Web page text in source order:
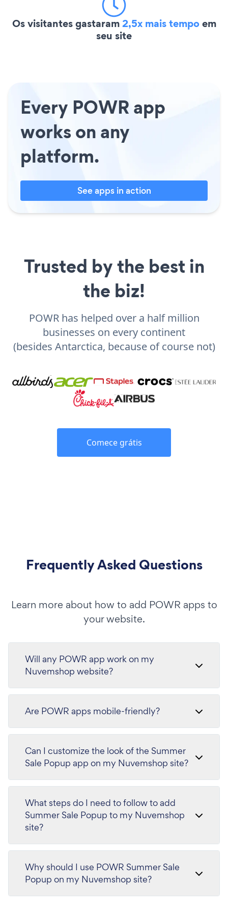
Os visitantes gastaram2,5x mais tempoem
seu site
Every POWR app
works on any
platform.
See apps in action
Trusted by the best in
the biz!
POWR has helped over a half million
businesses on every continent
(besides Antarctica, because of course not)
Comece grátis
Frequently Asked Questions
Learn more about how to add POWR apps to
your website.
Will any POWR app work on my
Nuvemshop website?
Are POWR apps mobile-friendly?
Can I customize the look of the Summer
Sale Popup app on my Nuvemshop site?
What steps do I need to follow to add
Summer Sale Popup to my Nuvemshop
site?
Why should I use POWR Summer Sale
Popup on my Nuvemshop site?